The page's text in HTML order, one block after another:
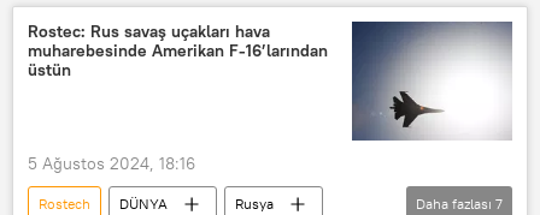
FOTOĞRAF
Rusya
Rusya Silahlı Kuvvetleri
Rostec: Rus savaş uçakları hava
muharebesinde Amerikan F-16’larından
üstün
5 Ağustos 2024, 18:16
Rostech DÜNYA
Rusya
Daha fazlası 7